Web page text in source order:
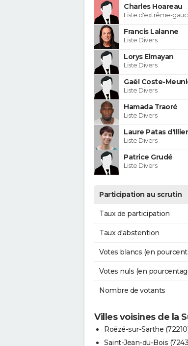
Charles Hoareau
Liste d'extrême-
Francis Lalanne
Liste Divers
Lorys Elmayan
Liste Divers
Gaël Coste-
Liste Divers
Hamada Traoré
Liste Divers
Laure Patas
Liste Divers
Patrice Grudé
Liste Divers
Participation au scrutin
Taux de participation
Taux d'abstention
Votes blancs (en
Votes nuls (en
Nombre de votants
Villes voisines de la
Roëzé-sur-Sarthe
Saint-Jean-du-Bois